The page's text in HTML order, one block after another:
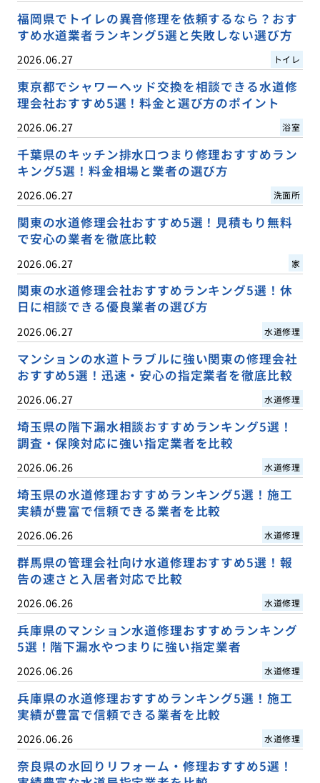
福岡県でトイレの異音修理を依頼するなら？おす
すめ水道業者ランキング5選と失敗しない選び方
2026.06.27 トイレ
東京都でシャワーヘッド交換を相談できる水道修
理会社おすすめ5選！料金と選び方のポイント
2026.06.27 浴室
千葉県のキッチン排水口つまり修理おすすめラン
キング5選！料金相場と業者の選び方
2026.06.27 洗面所
関東の水道修理会社おすすめ5選！見積もり無料
で安心の業者を徹底比較
2026.06.27 家
関東の水道修理会社おすすめランキング5選！休
日に相談できる優良業者の選び方
2026.06.27 水道修理
マンションの水道トラブルに強い関東の修理会社
おすすめ5選！迅速・安心の指定業者を徹底比較
2026.06.27 水道修理
埼玉県の階下漏水相談おすすめランキング5選！
調査・保険対応に強い指定業者を比較
2026.06.26 水道修理
埼玉県の水道修理おすすめランキング5選！施工
実績が豊富で信頼できる業者を比較
2026.06.26 水道修理
群馬県の管理会社向け水道修理おすすめ5選！報
告の速さと入居者対応で比較
2026.06.26 水道修理
兵庫県のマンション水道修理おすすめランキング
5選！階下漏水やつまりに強い指定業者
2026.06.26 水道修理
兵庫県の水道修理おすすめランキング5選！施工
実績が豊富で信頼できる業者を比較
2026.06.26 水道修理
奈良県の水回りリフォーム・修理おすすめ5選！